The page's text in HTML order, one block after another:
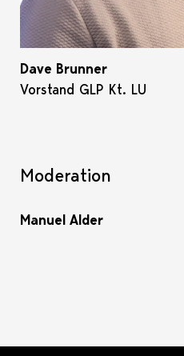
Dave Brunner
Vorstand GLP Kt. LU
Moderation
Manuel Alder